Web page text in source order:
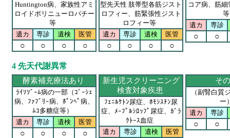
Huntington病、家族性アミ
ロイドポリニューロパチー
等
遺カ
専診 遺検 医管
○ ○ ○ ○
型先天性 肢帯型各筋ジスト
ロフィー、筋緊張性ジスト
ロフィー等
遺カ
専診 遺検 医管
○ ○ ○ ○
コア病、筋
遺カ
専診
○ ○
4 先天代謝異常
酵素補充療法あり
ﾗｲｿｿﾞｰﾑ病の一部（ｺﾞｰｼｪ
病、ﾌｧﾌﾞﾘｰ病、ﾎﾟﾝﾍﾟ病、
ﾑｺ多糖症等）
遺カ
専診 遺検 医管
○ ○ ○ ○
新生児スクリーニング
検査対象疾患
ﾌｪﾆﾙｹﾄﾝ尿症、ﾎﾓｼｽﾁﾝ尿
症、ﾒｰﾌﾟﾙｼﾛｯﾌﾟ尿症、ｶﾞﾗ
ｸﾄｰｽ血症
遺カ
専診 遺検 医管
そ
（副腎白質
ー
遺カ
専診
○ ○